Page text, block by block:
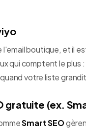
boutique, et il
qui comptent le
votre liste
gratuite (ex.
Smart SEO